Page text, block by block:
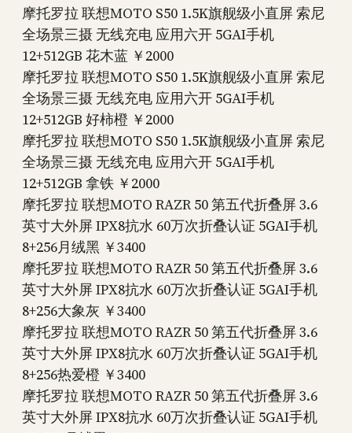
摩托罗拉 联想MOTO S50 1.5K旗舰级小直屏 索尼
全场景三摄 无线充电 应用六开 5GAI手机
12+512GB 花木蓝 ￥2000
摩托罗拉 联想MOTO S50 1.5K旗舰级小直屏 索尼
全场景三摄 无线充电 应用六开 5GAI手机
12+512GB 好柿橙 ￥2000
摩托罗拉 联想MOTO S50 1.5K旗舰级小直屏 索尼
全场景三摄 无线充电 应用六开 5GAI手机
12+512GB 拿铁 ￥2000
摩托罗拉 联想MOTO RAZR 50 第五代折叠屏 3.6
英寸大外屏 IPX8抗水 60万次折叠认证 5GAI手机
8+256月绒黑 ￥3400
摩托罗拉 联想MOTO RAZR 50 第五代折叠屏 3.6
英寸大外屏 IPX8抗水 60万次折叠认证 5GAI手机
8+256大象灰 ￥3400
摩托罗拉 联想MOTO RAZR 50 第五代折叠屏 3.6
英寸大外屏 IPX8抗水 60万次折叠认证 5GAI手机
8+256热爱橙 ￥3400
摩托罗拉 联想MOTO RAZR 50 第五代折叠屏 3.6
英寸大外屏 IPX8抗水 60万次折叠认证 5GAI手机